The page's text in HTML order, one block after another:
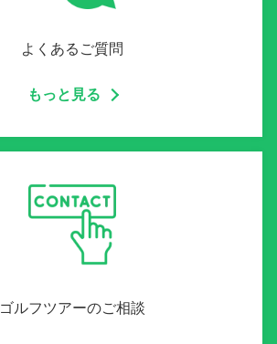
よくあるご質問
もっと見る
ゴルフツアーのご相談